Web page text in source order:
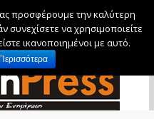
2026
προσφέρουμε την καλύτερη
συνεχίσετε να χρησιμοποιείτε
ικανοποιημένοι με αυτό.
Περισσότερα